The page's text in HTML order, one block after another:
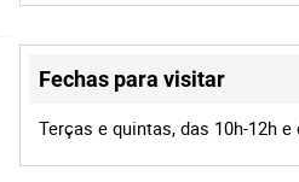
Fechas para visitar
Terças e quintas, das 10h-12h e